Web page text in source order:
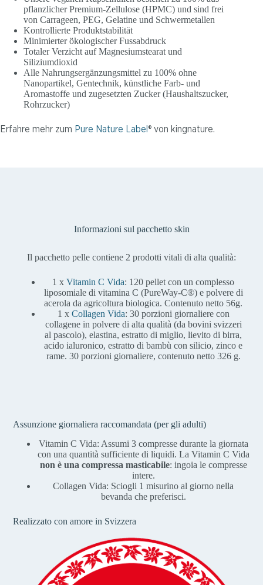
pflanzlicher Premium-Zellulose (HPMC) und sind frei
von Carrageen, PEG, Gelatine und Schwermetallen
Kontrollierte Produktstabilität
Minimierter ökologischer Fussabdruck
Totaler Verzicht auf Magnesiumstearat und
Siliziumdioxid
Alle Nahrungsergänzungsmittel zu 100% ohne
Nanopartikel, Gentechnik, künstliche Farb- und
Aromastoffe und zugesetzten Zucker (Haushaltszucker,
Rohrzucker)
Erfahre mehr zum Pure Nature Label ® von kingnature.
Informazioni sul pacchetto skin
Il pacchetto pelle contiene 2 prodotti vitali di alta qualità:
1 x Vitamin C Vida: 120 pellet con un complesso
liposomiale di vitamina C (PureWay-C®) e polvere di
acerola da agricoltura biologica. Contenuto netto 56g.
1 x Collagen Vida: 30 porzioni giornaliere con
collagene in polvere di alta qualità (da bovini svizzeri
al pascolo), elastina, estratto di miglio, lievito di birra,
acido ialuronico, estratto di bambù con silicio, zinco e
rame. 30 porzioni giornaliere, contenuto netto 326 g.
Assunzione giornaliera raccomandata (per gli adulti)
Vitamin C Vida: Assumi 3 compresse durante la giornata
con una quantità sufficiente di liquidi. La Vitamin C Vida
non è una compressa masticabile: ingoia le compresse
intere.
Collagen Vida: Sciogli 1 misurino al giorno nella
bevanda che preferisci.
Realizzato con amore in Svizzera